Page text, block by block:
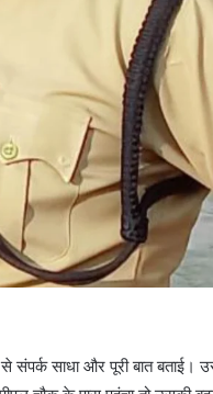
साधा और पूरी बात बताई।